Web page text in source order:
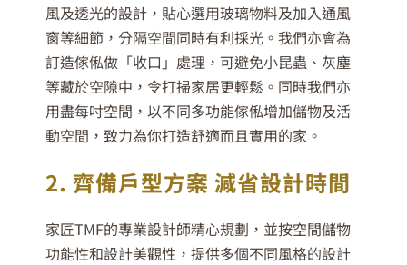
風及透光的設計，貼心選用玻璃物料及加入通風
窗等細節，分隔空間同時有利採光。我們亦會為
訂造傢俬做「收口」處理，可避免小昆蟲、灰塵
等藏於空隙中，令打掃家居更輕鬆。同時我們亦
用盡每吋空間，以不同多功能傢俬增加儲物及活
動空間，致力為你打造舒適而且實用的家。
2. 齊備戶型方案 減省設計時間
家匠TMF的專業設計師精心規劃，並按空間儲物
功能性和設計美觀性，提供多個不同風格的設計